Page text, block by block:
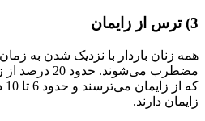
3) ترس از زایمان
همه زنان باردار با نزدیک شدن به
مضطرب می‌شوند.
زایمان دارند.